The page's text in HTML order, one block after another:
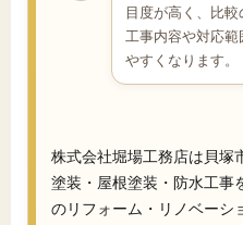
目度が高く、比較
工事内容や対応
やすくなります。
株式会社堀場工務店は貝塚
塗装・屋根塗装・防水工事
のリフォーム・リノベーシ